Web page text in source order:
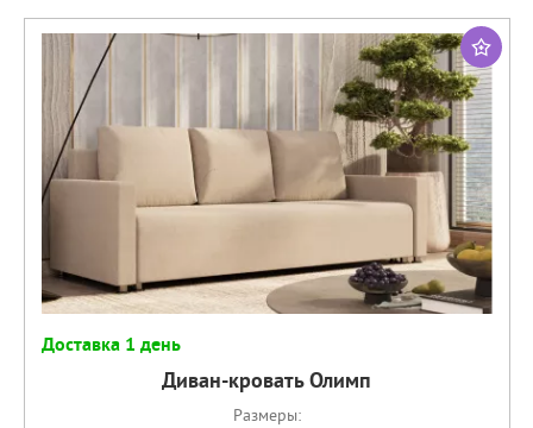
Доставка 1 день
Диван-кровать Олимп
Размеры: